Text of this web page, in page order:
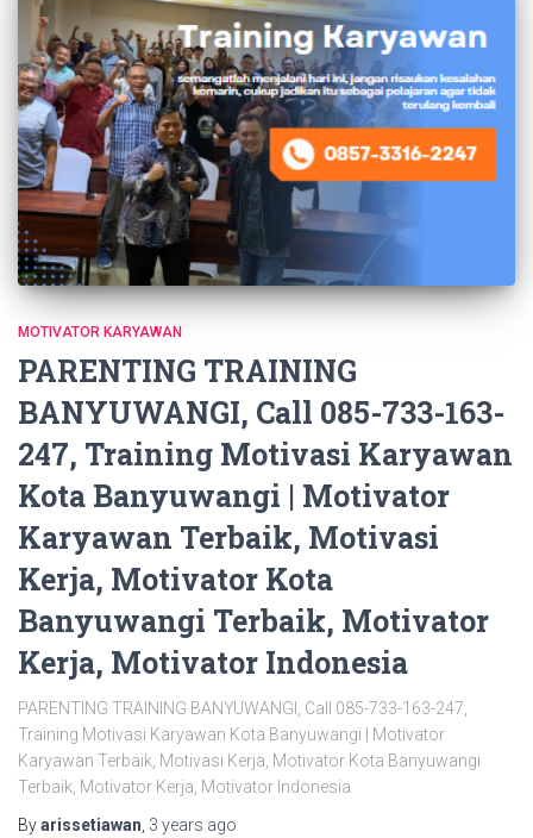
MOTIVATOR KARYAWAN
PARENTING TRAINING
BANYUWANGI, Call 085-733-163-
247, Training Motivasi Karyawan
Kota Banyuwangi | Motivator
Karyawan Terbaik, Motivasi
Kerja, Motivator Kota
Banyuwangi Terbaik, Motivator
Kerja, Motivator Indonesia
PARENTING TRAINING BANYUWANGI, Call 085-733-163-247,
Training Motivasi Karyawan Kota Banyuwangi | Motivator
Karyawan Terbaik, Motivasi Kerja, Motivator Kota Banyuwangi
Terbaik, Motivator Kerja, Motivator Indonesia
Byarissetiawan 3 years ago